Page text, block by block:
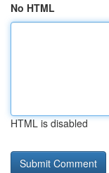
No HTML
HTML is disabled